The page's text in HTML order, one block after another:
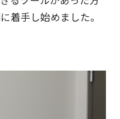
着手し始めました。